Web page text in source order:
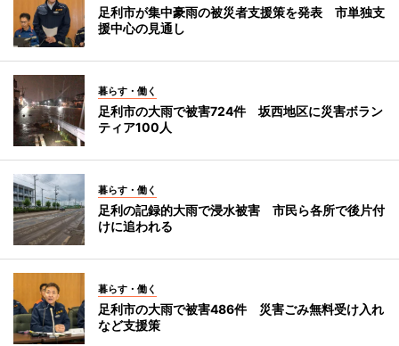
足利市が集中豪雨の被災者支援策を発表 市単独支
援中心の見通し
暮らす・働く
足利市の大雨で被害724件 坂西地区に災害ボラン
ティア100人
暮らす・働く
足利の記録的大雨で浸水被害 市民ら各所で後片付
けに追われる
暮らす・働く
足利市の大雨で被害486件 災害ごみ無料受け入れ
など支援策